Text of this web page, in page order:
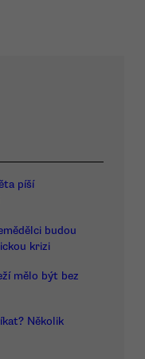
píší
budou
krizi
mělo být bez
Několik